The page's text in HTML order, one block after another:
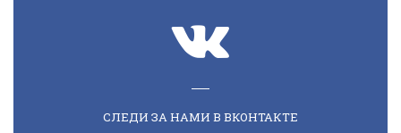
СЛЕДИ ЗА НАМИ В ВКОНТАКТЕ